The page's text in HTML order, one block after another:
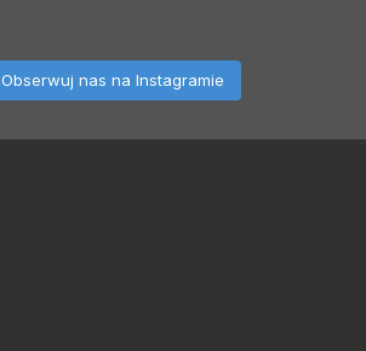
Obserwuj nas na Instagramie